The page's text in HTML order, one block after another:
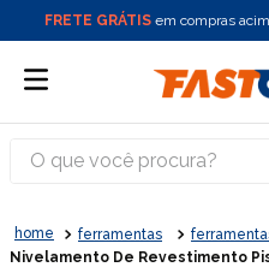
FRETE GRÁTIS em compras
O que você procura?
ferramentas
Nivelamento De Revestimento